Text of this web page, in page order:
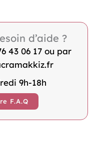
d’aide ?
43 06 17 ou par
9h-18h
F.A.Q